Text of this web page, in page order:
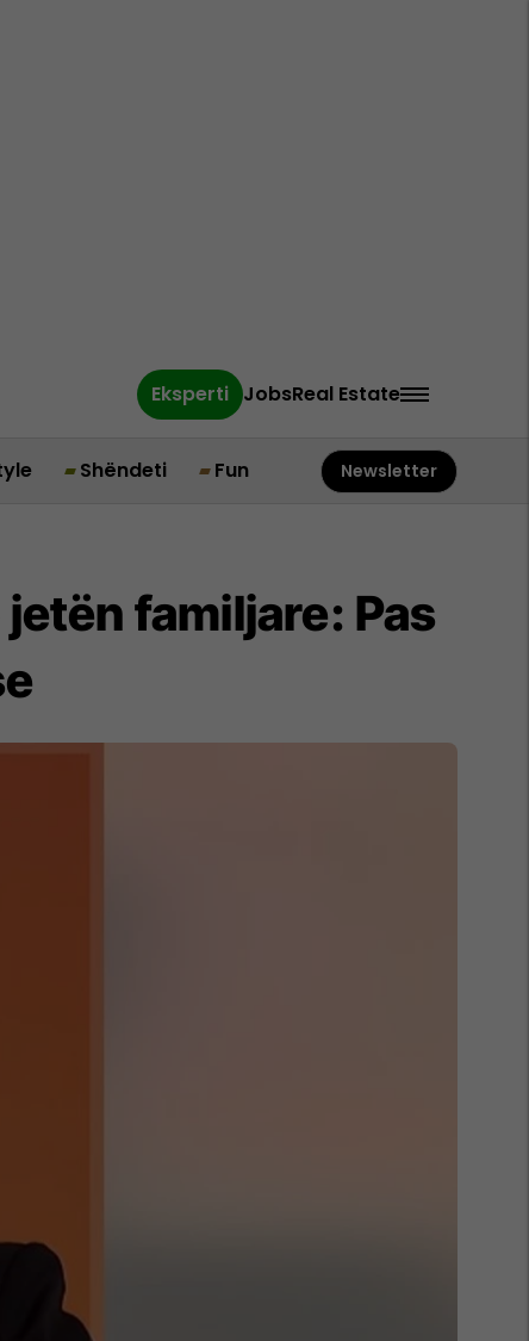
Eksperti JobsReal Estate
Shëndeti Fun Newsletter
familjare: Pas